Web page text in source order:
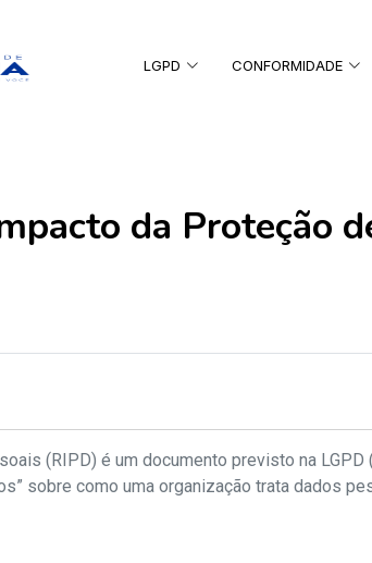
LGPD CONFORMIDADE
da Proteção
(RIPD) é um documento previsto na LGPD
sobre como uma organização trata dados